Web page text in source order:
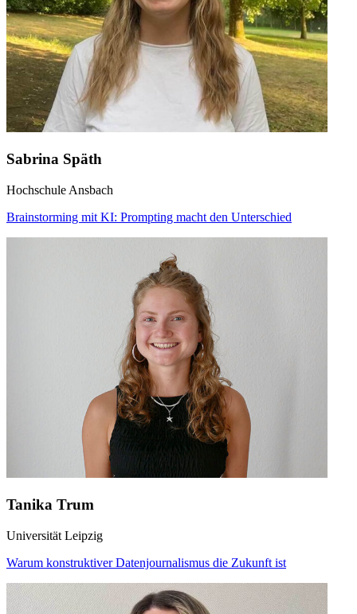
Sabrina Späth
Hochschule Ansbach
Brainstorming mit KI: Prompting macht den Unterschied
Tanika Trum
Universität Leipzig
Warum konstruktiver Datenjournalismus die Zukunft ist